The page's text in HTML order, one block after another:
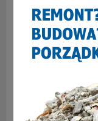
Gigantyczne
Ponad 40